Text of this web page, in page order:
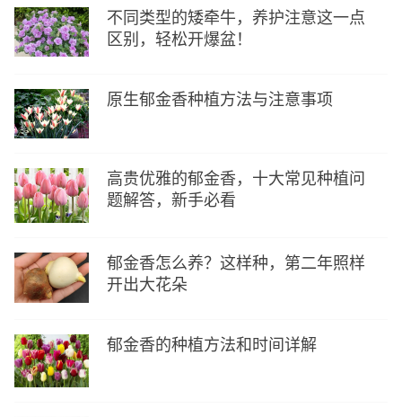
不同类型的矮牵牛，养护注意这一点
区别，轻松开爆盆！
原生郁金香种植方法与注意事项
高贵优雅的郁金香，十大常见种植问
题解答，新手必看
郁金香怎么养？这样种，第二年照样
开出大花朵
郁金香的种植方法和时间详解